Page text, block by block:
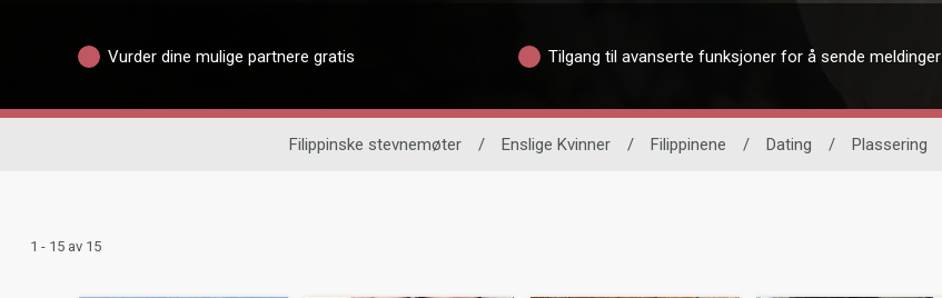
Vurder dine mulige partnere gratis Tilgang til avanserte funksjoner for å sende meldinger
Filippinske stevnemøter / Enslige Kvinner / Filippinene / Dating / Plassering
1 - 15 av 15